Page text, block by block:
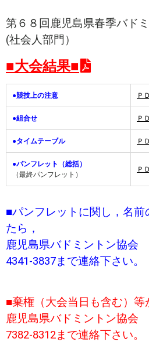
第６８回鹿児島県春季バド
(社会人部門）
■大会結果■
●競技上の注意 Ｐ
●組合せ Ｐ
●タイムテーブル Ｐ
●パンフレット（総括）
（最終パンフレット）
Ｐ
■パンフレットに関し，名前
たら，
鹿児島県バドミントン協
4341-3837まで連絡下さい。
■棄権（大会当日も含む）等
鹿児島県バドミントン協
7382-8312まで連絡下さい。